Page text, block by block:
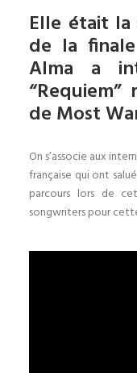
Elle était
de la finale
Alma a
“Requiem”
de Most
On s’associe aux
française qui ont
parcours lors de
songwriters pour